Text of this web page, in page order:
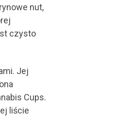
nut,
czysto
Jej
Cups.
liście